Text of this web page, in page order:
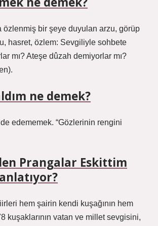
özlenmiş bir şeye duyulan arzu, görüp
hasret, özlem: Sevgiliyle sohbete
mı? Ateşe dûzah demiyorlar mı?
ne demek?
edememek. “Gözlerinin rengini
Prangalar Eskittim
hem şairin kendi kuşağının hem
kuşaklarının vatan ve millet sevgisini,